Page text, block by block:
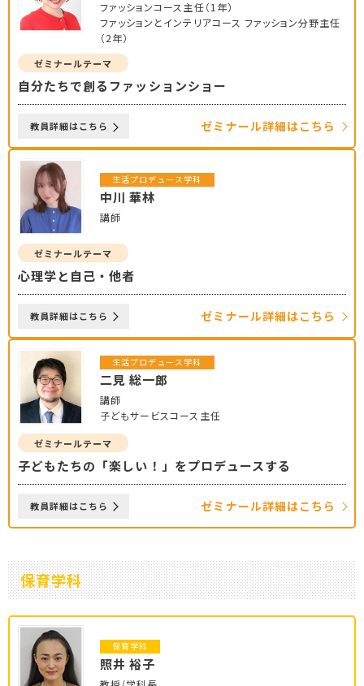
ファッションコース主任（1年）
ファッションとインテリアコース ファッション分野主任
（2年）
ゼミナールテーマ
自分たちで創るファッションショー
ゼミナール詳細はこちら
教員詳細はこちら
生活プロデュース学科
中川 華林
講師
ゼミナールテーマ
心理学と自己・他者
ゼミナール詳細はこちら
教員詳細はこちら
生活プロデュース学科
二見 総一郎
講師
子どもサービスコース主任
ゼミナールテーマ
子どもたちの「楽しい！」をプロデュースする
ゼミナール詳細はこちら
教員詳細はこちら
保育学科
保育学科
照井 裕子